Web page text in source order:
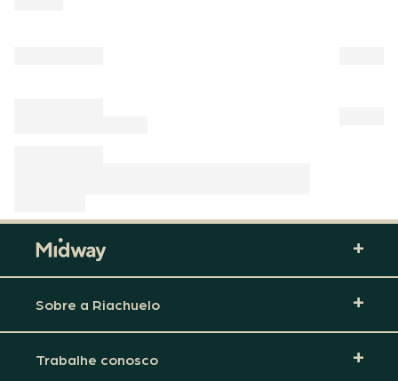
Sobre a Riachuelo
Trabalhe conosco